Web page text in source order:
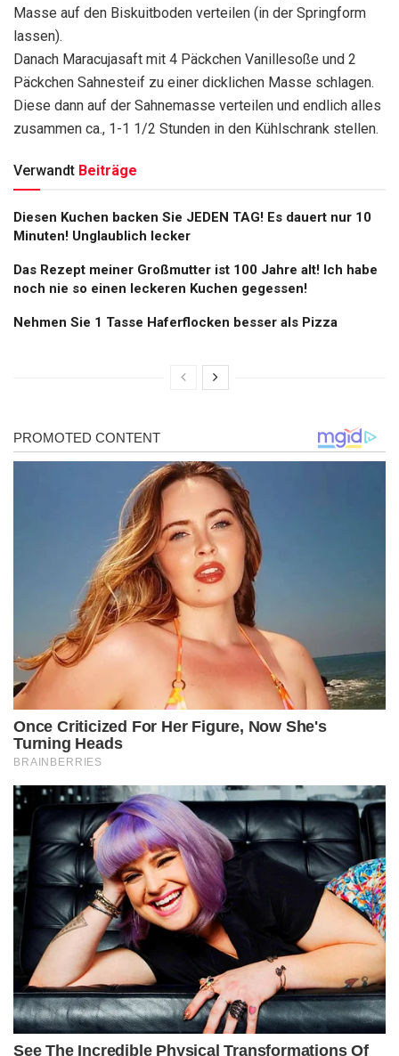
Masse auf den Biskuitboden verteilen (in der Springform
lassen).
Danach Maracujasaft mit 4 Päckchen Vanillesoße und 2
Päckchen Sahnesteif zu einer dicklichen Masse schlagen.
Diese dann auf der Sahnemasse verteilen und endlich alles
zusammen ca., 1-1 1/2 Stunden in den Kühlschrank stellen.
Verwandt Beiträge
Diesen Kuchen backen Sie JEDEN TAG! Es dauert nur 10
Minuten! Unglaublich lecker
Das Rezept meiner Großmutter ist 100 Jahre alt! Ich habe
noch nie so einen leckeren Kuchen gegessen!
Nehmen Sie 1 Tasse Haferflocken besser als Pizza